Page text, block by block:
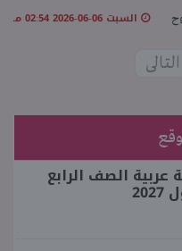
السبت 06-06-2026 02:54 مـ
التالى
عربية الصف الرابع